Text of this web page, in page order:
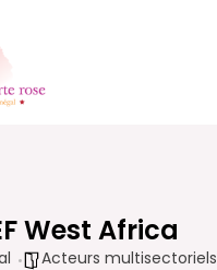
West Africa
Acteurs multisectoriels